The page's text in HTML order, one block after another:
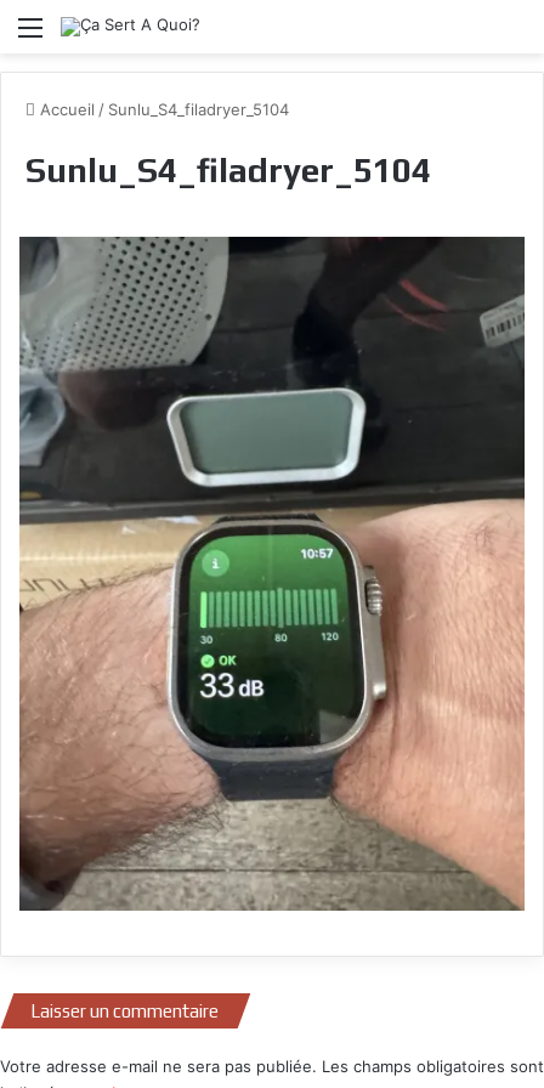
Menu
Accueil / Sunlu_S4_filadryer_5104
Sunlu_S4_filadryer_5104
Laisser un commentaire
Votre adresse e-mail ne sera pas publiée. Les champs obligatoires sont